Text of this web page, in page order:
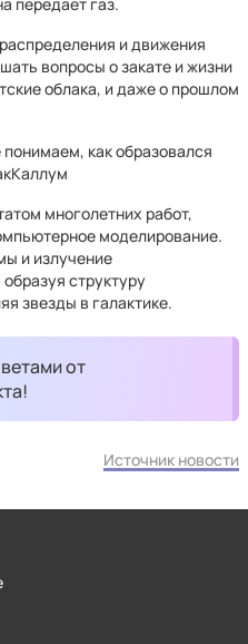
и движения
вопросы о закате и жизни
облака, и даже о прошлом
как образовался
многолетних работ,
моделирование.
и излучение
структуру
звезды в галактике.
от
Источник новости